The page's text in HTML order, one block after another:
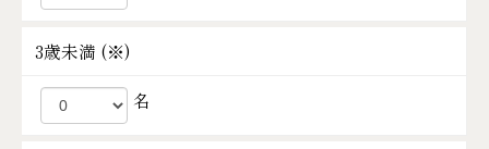
3歳未満 (※)
名